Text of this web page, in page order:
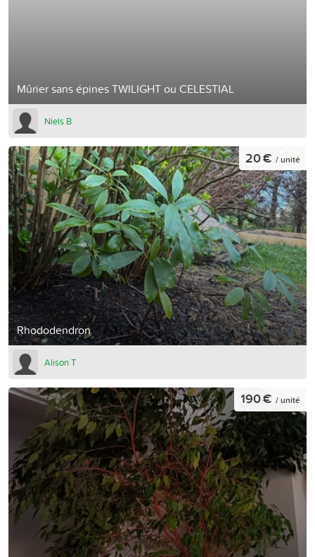
Mûrier sans épines TWILIGHT ou CELESTIAL
Niels B
Rhododendron
20 € / unité
Alison T
190 € / unité